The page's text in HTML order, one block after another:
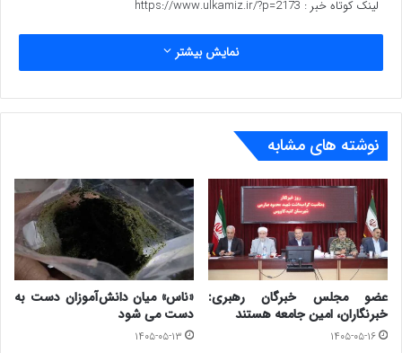
لینک کوتاه خبر : https://www.ulkamiz.ir/?p=2173
نمایش بیشتر
نوشته های مشابه
عضو مجلس خبرگان رهبری:
خبرنگاران، امین جامعه هستند
۱۴۰۵-۰۵-۱۶
«ناس» میان دانش‌آموزان دست به
دست می شود
۱۴۰۵-۰۵-۱۳